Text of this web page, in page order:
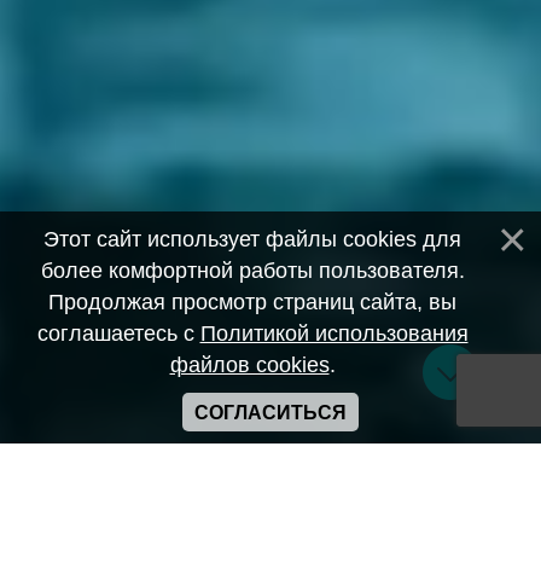
Этот сайт использует файлы cookies для
более комфортной работы пользователя.
Продолжая просмотр страниц сайта, вы
соглашаетесь с Политикой использования
файлов cookies.
СОГЛАСИТЬСЯ